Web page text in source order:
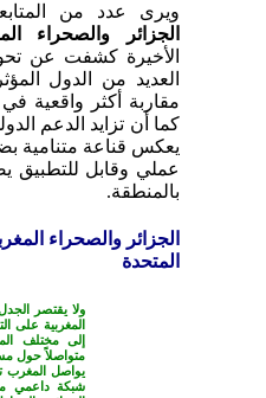
ويرى عدد من
الجزائر والصحراء
الأخيرة كشفت عن
العديد من الدول
مقاربة أكثر واقعية
كما أن تزايد الدعم
يعكس قناعة متنامية
عملي وقابل للتطبيق
بالمنطقة.
الجزائر والصحراء
المتحدة
ولا يقتصر
المغربية على
إلى مختلف
متواصلاً حول
يواصل المغرب
شبكة داعمي